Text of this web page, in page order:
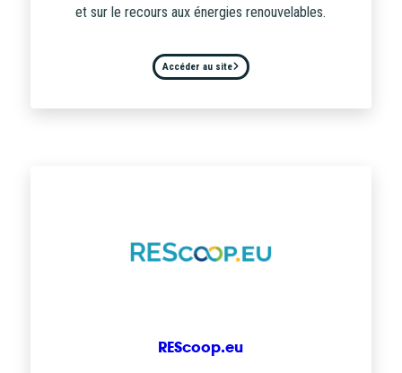
et sur le recours aux énergies renouvelables.
Accéder au site
REScoop.eu